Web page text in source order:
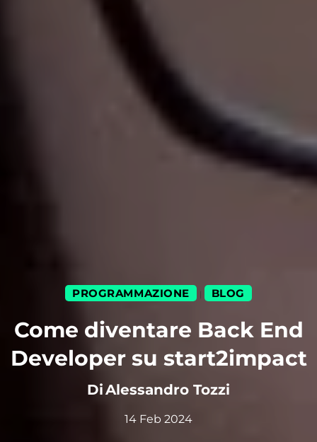
PROGRAMMAZIONE BLOG
Come diventare Back End
Developer su start2impact
DiAlessandro Tozzi
14 Feb 2024